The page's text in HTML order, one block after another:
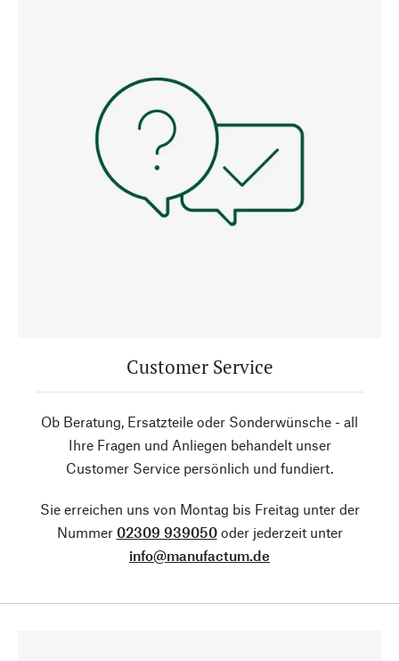
Customer Service
Ob Beratung, Ersatzteile oder Sonderwünsche - all
Ihre Fragen und Anliegen behandelt unser
Customer Service persönlich und fundiert.
Sie erreichen uns von Montag bis Freitag unter der
Nummer 02309 939050oder jederzeit unter
info@manufactum.de